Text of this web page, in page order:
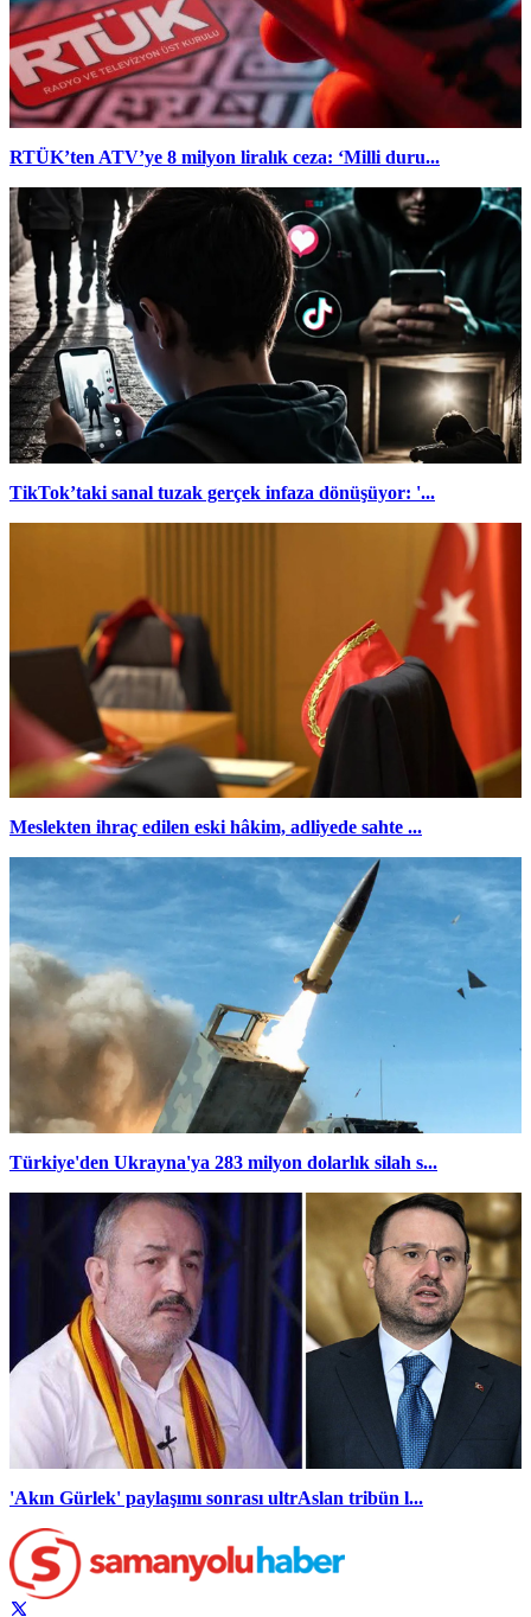
RTÜK’ten ATV’ye 8 milyon liralık ceza: ‘Milli duru...
TikTok’taki sanal tuzak gerçek infaza dönüşüyor: '...
Meslekten ihraç edilen eski hâkim, adliyede sahte ...
Türkiye'den Ukrayna'ya 283 milyon dolarlık silah s...
'Akın Gürlek' paylaşımı sonrası ultrAslan tribün l...